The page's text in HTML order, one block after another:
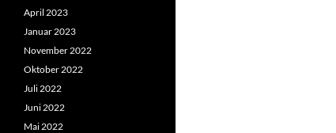
April 2023
Januar 2023
November 2022
Oktober 2022
Juli 2022
Juni 2022
Mai 2022